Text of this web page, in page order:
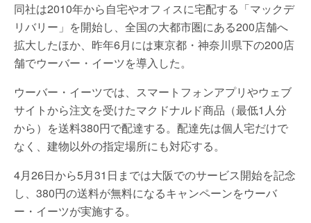
同社は2010年から自宅やオフィスに宅配する「マックデ
リバリー」を開始し、全国の大都市圏にある200店舗へ
拡大したほか、昨年6月には東京都・神奈川県下の200店
舗でウーバー・イーツを導入した。
ウーバー・イーツでは、スマートフォンアプリやウェブ
サイトから注文を受けたマクドナルド商品（最低1人分
から）を送料380円で配達する。配達先は個人宅だけで
なく、建物以外の指定場所にも対応する。
4月26日から5月31日までは大阪でのサービス開始を記念
し、380円の送料が無料になるキャンペーンをウーバ
ー・イーツが実施する。